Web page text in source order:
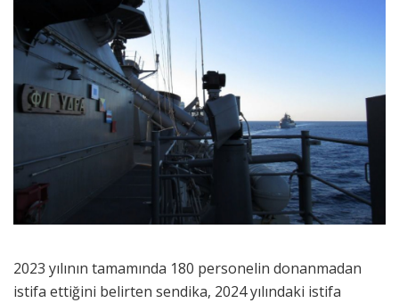
2023 yılının tamamında 180 personelin donanmadan
istifa ettiğini belirten sendika, 2024 yılındaki istifa